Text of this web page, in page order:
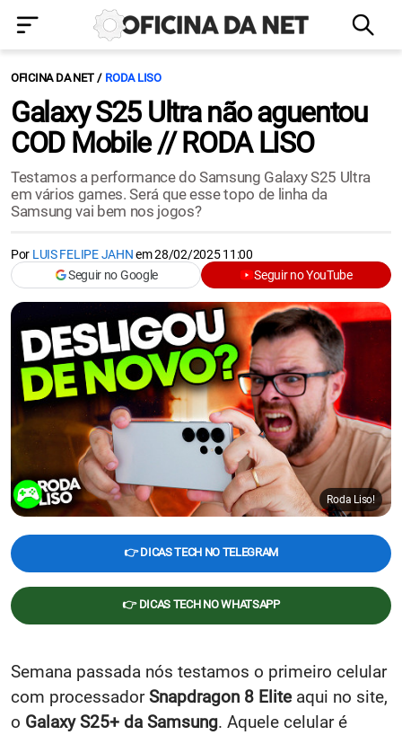
OFICINA DA NET RODA LISO
Galaxy S25 Ultra não aguentou
COD Mobile // RODA LISO
Testamos a performance do Samsung Galaxy S25 Ultra
em vários games. Será que esse topo de linha da
Samsung vai bem nos jogos?
Por LUIS FELIPE JAHNem28/02/2025 11:00
Seguir no Google
Seguir no YouTube
Roda Liso!
👉 DICAS TECH NO TELEGRAM
👉 DICAS TECH NO WHATSAPP
Semana passada nós testamos o primeiro celular
com processadorSnapdragon 8 Eliteaqui no site,
o Galaxy S25+ da Samsung. Aquele celular é